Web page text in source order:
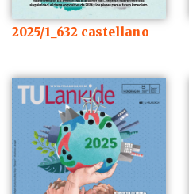
2025/1_632 castellano